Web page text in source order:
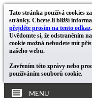
Tato stránka používá cookies
stránky. Chcete-li bližší
přejděte prosím na tento odkaz.
Uvědomte si, že odstraněním
cookie možná nebudete mít
našeho webu.
Zavřením této zprávy nebo
používáním souborů cookie.
MENU